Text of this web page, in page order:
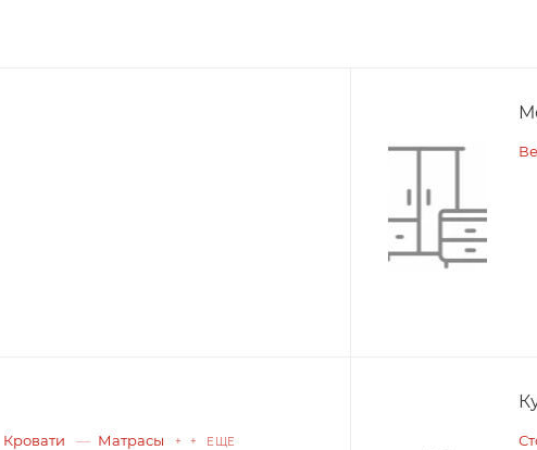
Кровати Матрасы + + ЕЩЕ